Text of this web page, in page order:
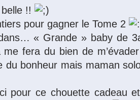
!!
pour gagner le Tome 2
« Grande » baby de
me fera du bien de
du bonheur mais maman
pour ce chouette cadeau